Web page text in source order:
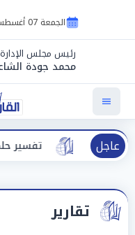
الجمعة 07 أغسطس 2026
رئيس مجلس الإدارة
محمد جودة
عاجلتفسير حلم الطريق..
تقارير